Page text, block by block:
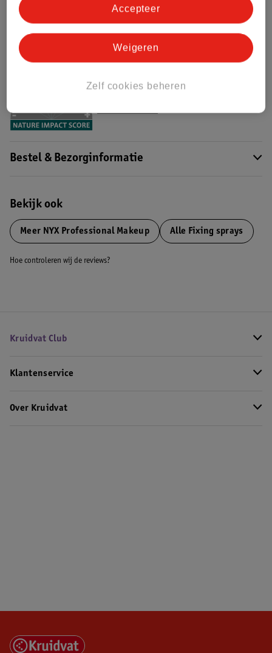
Nature Impact Score
Dit product heeft (nog) geen Nature
Bestel & Bezorginformatie
Bekijk ook
Meer NYX Professional Makeup Alle Fixing sprays
Hoe controleren wij de reviews?
Kruidvat Club
Klantenservice
Over Kruidvat
Zelf cookies beheren
Weigeren
Accepteer